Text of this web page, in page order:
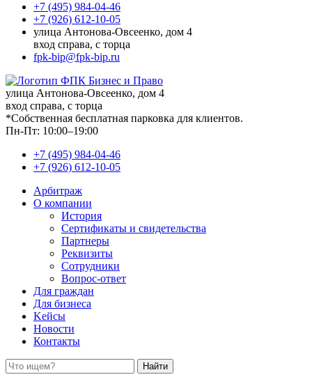
+7 (495) 984-04-46
+7 (926) 612-10-05
улица Антонова-Овсеенко, дом 4
вход справа, с торца
fpk-bip@fpk-bip.ru
улица Антонова-Овсеенко, дом 4
вход справа, с торца
*Собственная бесплатная парковка для клиентов.
Пн-Пт: 10:00–19:00
+7 (495) 984-04-46
+7 (926) 612-10-05
Арбитраж
О компании
История
Сертификаты и свидетельства
Партнеры
Реквизиты
Сотрудники
Вопрос-ответ
Для граждан
Для бизнеса
Kейсы
Новости
Контакты